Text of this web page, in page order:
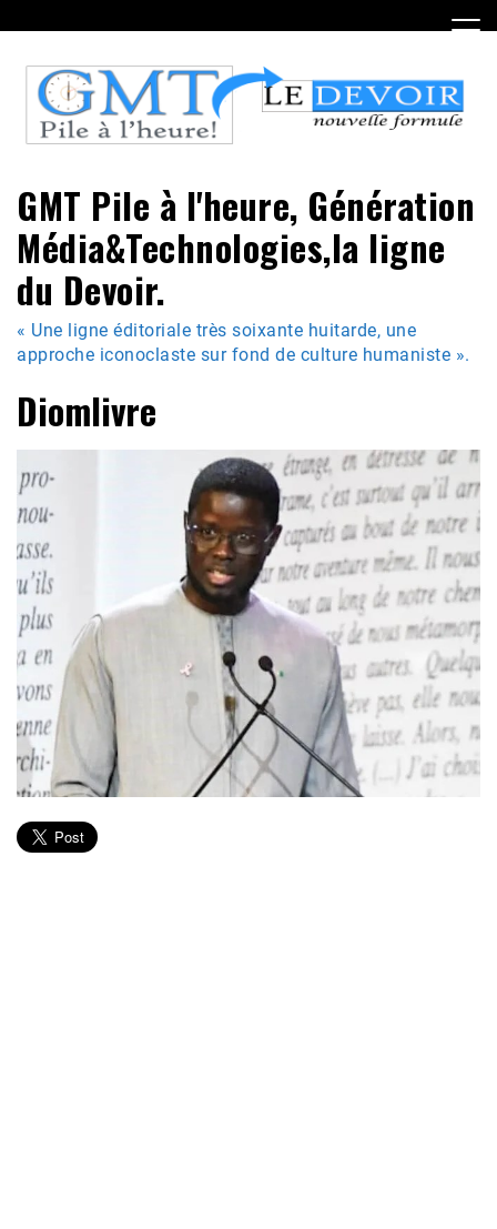
to
content
GMT Pile à l'heure, Génération
Média&Technologies,la ligne
du Devoir.
« Une ligne éditoriale très soixante huitarde, une
approche iconoclaste sur fond de culture humaniste ».
Diomlivre